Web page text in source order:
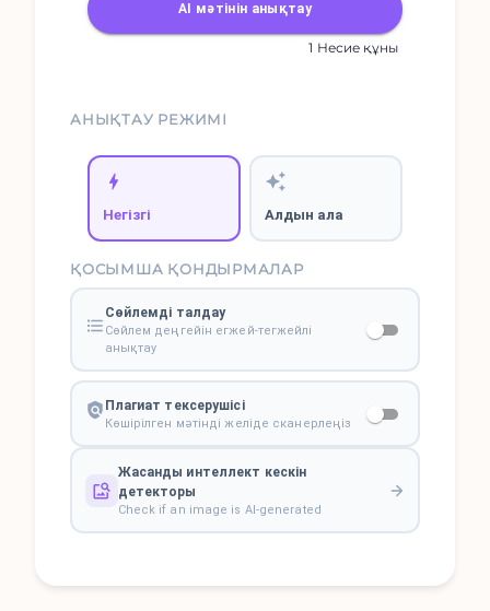
AI мәтінін анықтау
1 Несие құны
АНЫҚТАУ РЕЖИМІ
Негізгі Алдын ала
ҚОСЫМША ҚОНДЫРМАЛАР
Сөйлемді талдау
Сөйлем деңгейін егжей-тегжейлі
анықтау
Плагиат тексерушісі
Көшірілген мәтінді желіде сканерлеңіз
Жасанды интеллект кескін
детекторы
Check if an image is AI-generated